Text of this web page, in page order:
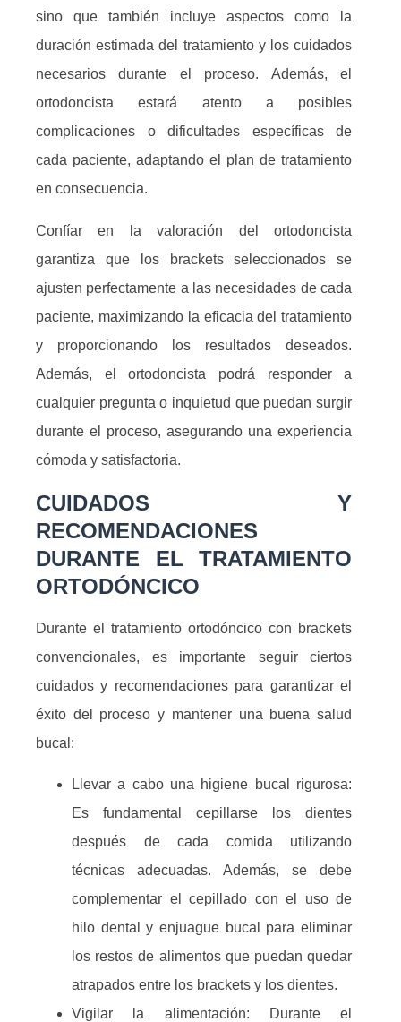
sino que también incluye aspectos como la
duración estimada del tratamiento y los cuidados
necesarios durante el proceso. Además, el
ortodoncista estará atento a posibles
complicaciones o dificultades específicas de
cada paciente, adaptando el plan de tratamiento
en consecuencia.
Confíar en la valoración del ortodoncista
garantiza que los brackets seleccionados se
ajusten perfectamente a las necesidades de cada
paciente, maximizando la eficacia del tratamiento
y proporcionando los resultados deseados.
Además, el ortodoncista podrá responder a
cualquier pregunta o inquietud que puedan surgir
durante el proceso, asegurando una experiencia
cómoda y satisfactoria.
CUIDADOS Y
RECOMENDACIONES
DURANTE EL TRATAMIENTO
ORTODÓNCICO
Durante el tratamiento ortodóncico con brackets
convencionales, es importante seguir ciertos
cuidados y recomendaciones para garantizar el
éxito del proceso y mantener una buena salud
bucal:
Llevar a cabo una higiene bucal rigurosa:
Es fundamental cepillarse los dientes
después de cada comida utilizando
técnicas adecuadas. Además, se debe
complementar el cepillado con el uso de
hilo dental y enjuague bucal para eliminar
los restos de alimentos que puedan quedar
atrapados entre los brackets y los dientes.
Vigilar la alimentación: Durante el